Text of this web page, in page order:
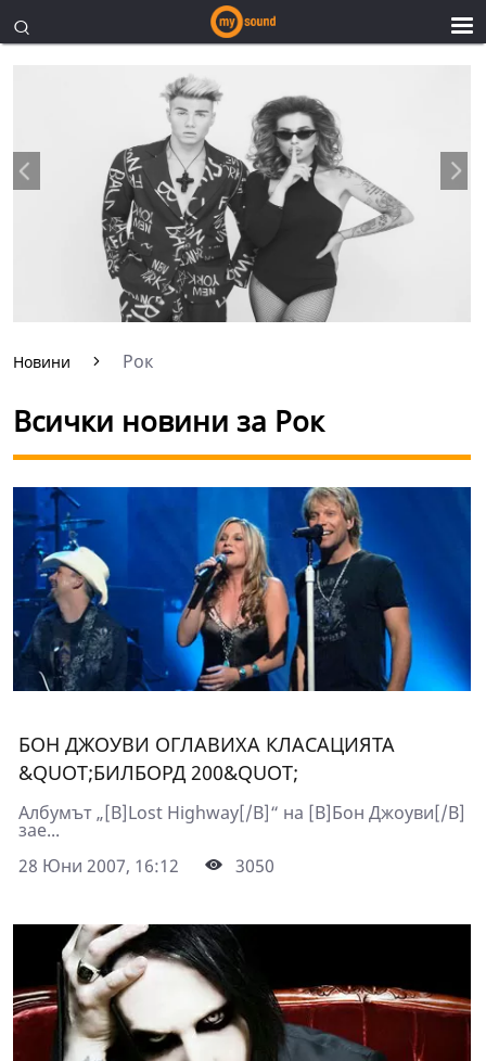
Новини Рок
Всички новини за Рок
БОН ДЖОУВИ ОГЛАВИХА КЛАСАЦИЯТА
&QUOT;БИЛБОРД 200&QUOT;
Албумът „[B]Lost Highway[/B]“ на [B]Бон Джоуви[/B]
зае...
28 Юни 2007, 16:12
3050